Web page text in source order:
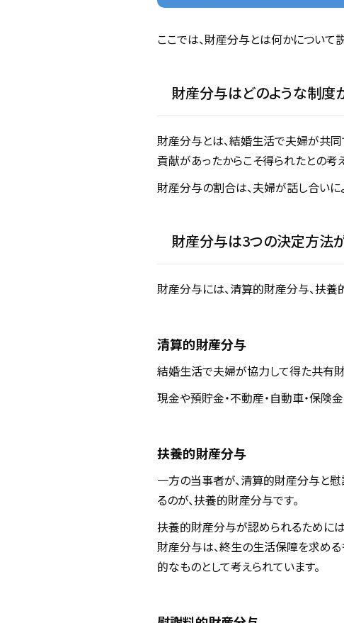
ここでは、財産分与とは何かについて
財産分与はどのような制度
財産分与とは、結婚生活で夫婦が共
貢献があったからこそ得られたとの考
財産分与の割合は、夫婦が話し合いに
財産分与は3つの決定方法
財産分与には、清算的財産分与、扶
清算的財産分与
結婚生活で夫婦が協力して得た共有
現金や預貯金・不動産・自動車・保険
扶養的財産分与
一方の当事者が、清算的財産分与と
るのが、扶養的財産分与です。
扶養的財産分与が認められるために
財産分与は、終生の生活保障を求める
的なものとして考えられています。